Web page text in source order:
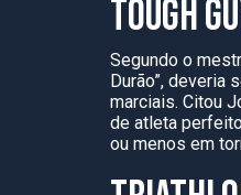
TOUGH
Segundo o
Durão”, deveria
marciais. Citou
de atleta
ou menos em